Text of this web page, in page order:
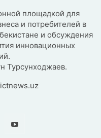
площадкой для
и потребителей в
и обсуждения
инновационных
Турсунходжаев.